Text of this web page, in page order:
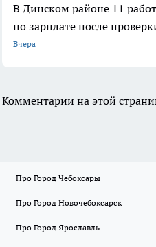
В Динском районе 11
по зарплате после
Вчера
Комментарии на этой
Про Город Чебоксары
Про Город Новочебоксарск
Про Город Ярославль